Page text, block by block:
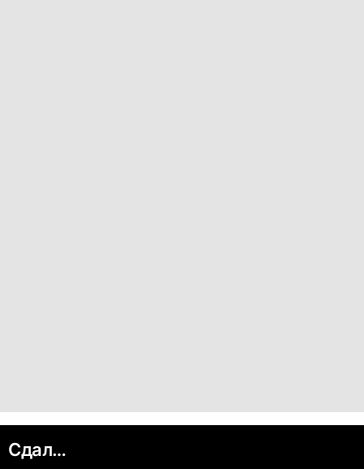
Сдал…